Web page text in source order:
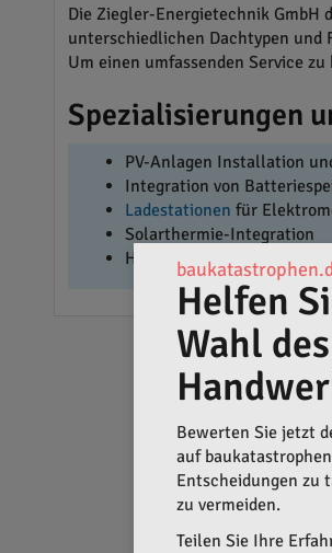
Die Ziegler-Energietechnik GmbH
unterschiedlichen Dachtypen und
Um einen umfassenden Service
Spezialisierungen
PV-Anlagen Installation
Integration von
Ladestationen für
Solarthermie-Integration
Heizsysteme Vernetzung
Helfen
Wahl
Bewerten Sie jetzt
auf
Entscheidungen zu
zu vermeiden.
Teilen Sie Ihre